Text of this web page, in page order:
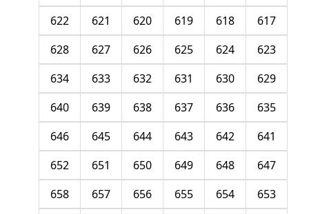
617
618
619
620
621
622
623
624
625
626
627
628
629
630
631
632
633
634
635
636
637
638
639
640
641
642
643
644
645
646
647
648
649
650
651
652
653
654
655
656
657
658